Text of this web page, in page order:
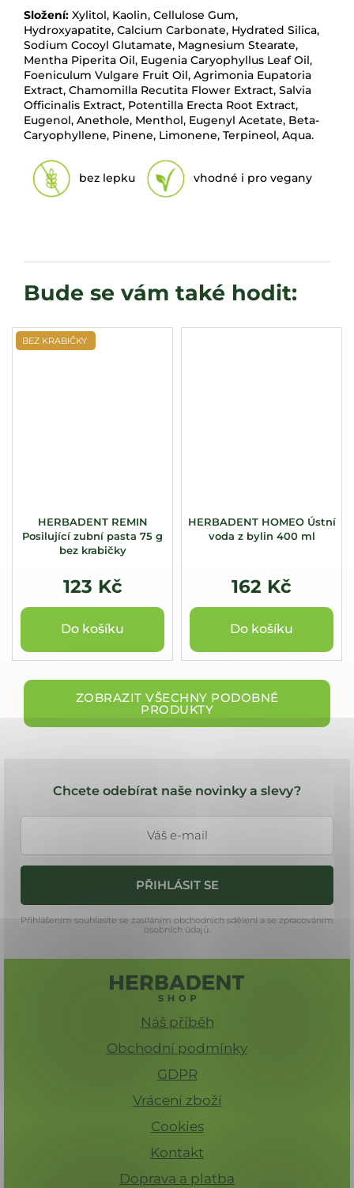
Složení: Xylitol, Kaolin, Cellulose Gum,
Hydroxyapatite, Calcium Carbonate, Hydrated Silica,
Sodium Cocoyl Glutamate, Magnesium Stearate,
Mentha Piperita Oil, Eugenia Caryophyllus Leaf Oil,
Foeniculum Vulgare Fruit Oil, Agrimonia Eupatoria
Extract, Chamomilla Recutita Flower Extract, Salvia
Officinalis Extract, Potentilla Erecta Root Extract,
Eugenol, Anethole, Menthol, Eugenyl Acetate, Beta-
Caryophyllene, Pinene, Limonene, Terpineol, Aqua.
bez lepku vhodné i pro vegany
BEZ KRABIČKY
HERBADENT REMIN
Posilující zubní pasta 75 g
bez krabičky
123 Kč
Do košíku
HERBADENT HOMEO Ústní
voda z bylin 400 ml
162 Kč
Do košíku
ZOBRAZIT VŠECHNY PODOBNÉ
PRODUKTY
Chcete odebírat naše novinky a slevy?
PŘIHLÁSIT SE
Přihlášením souhlasíte se zasíláním obchodních sdělení a se zpracováním
osobních údajů.
Náš příběh
Obchodní podmínky
GDPR
Vrácení zboží
Cookies
Kontakt
Doprava a platba